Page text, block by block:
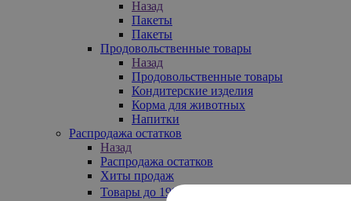
Назад
Пакеты
Пакеты
Продовольственные товары
Назад
Продовольственные товары
Кондитерские изделия
Корма для животных
Напитки
Распродажа остатков
Назад
Распродажа остатков
Хиты продаж
Товары до 199₽